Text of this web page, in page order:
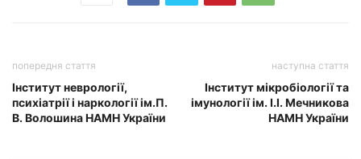
попередня стаття
Інститут неврології,
психіатрії і наркології ім.П.
В. Волошина НАМН України
наступна стаття
Інститут мікробіології та
імунології ім. І.І. Мечникова
НАМН України